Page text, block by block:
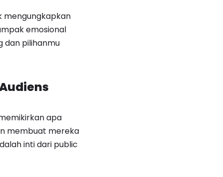
mengungkapkan
emosional
dan pilihanmu
apa
membuat mereka
inti dari public